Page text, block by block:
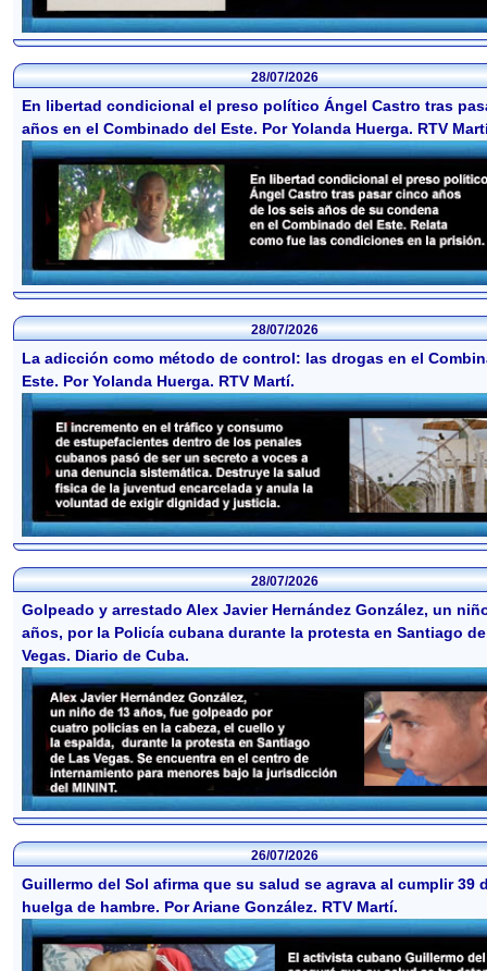
28/07/2026
En libertad condicional el preso político Ángel Castro tras
años en el Combinado del Este. Por Yolanda Huerga. RTV
28/07/2026
La adicción como método de control: las drogas en el
Este. Por Yolanda Huerga. RTV Martí.
28/07/2026
Golpeado y arrestado Alex Javier Hernández González, un
años, por la Policía cubana durante la protesta en Santiago
Vegas. Diario de Cuba.
26/07/2026
Guillermo del Sol afirma que su salud se agrava al cumplir 39
huelga de hambre. Por Ariane González. RTV Martí.